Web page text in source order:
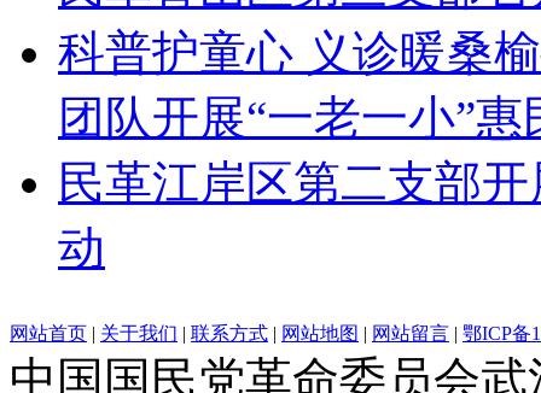
科普护童心 义诊暖桑
团队开展“一老一小”惠
民革江岸区第二支部
动
网站首页 | 关于我们 | 联系方式 | 网站地图 | 网站留言 | 鄂ICP备
中国国民党革命委员会